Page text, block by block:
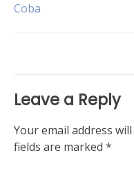
navigation
Coba
Leave a Reply
Your email address
fields are marked *